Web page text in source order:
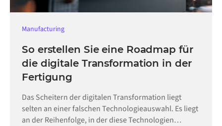
Manufacturing
So erstellen Sie eine Roadmap für
die digitale Transformation in der
Fertigung
Das Scheitern der digitalen Transformation liegt
selten an einer falschen Technologieauswahl. Es liegt
an der Reihenfolge, in der diese Technologien